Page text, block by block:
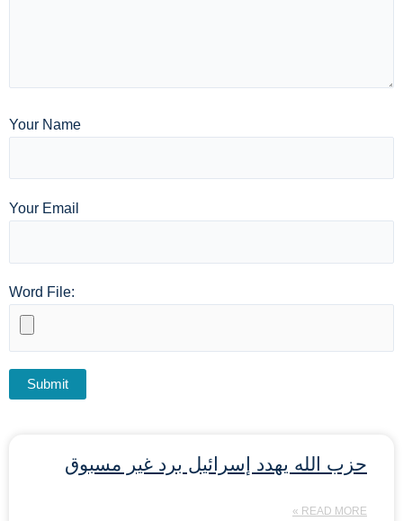
Your Name
Your Email
Word File:
حزب الله يهدد إسرائيل برد غير مسبوق
READ MORE »